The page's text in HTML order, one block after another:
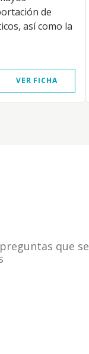
de
así como la
VER FICHA
que se